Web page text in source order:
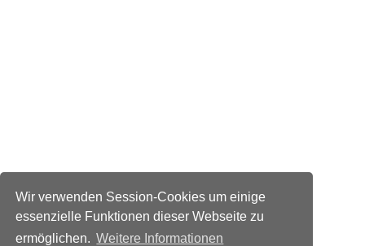
Wir verwenden Session-Cookies um einige
essenzielle Funktionen dieser Webseite zu
ermöglichen. Weitere Informationen